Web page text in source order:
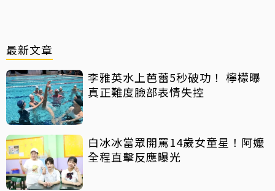
最新文章
李雅英水上芭蕾5秒破功！ 檸檬曝
真正難度臉部表情失控
白冰冰當眾開罵14歲女童星！阿嬤
全程直擊反應曝光